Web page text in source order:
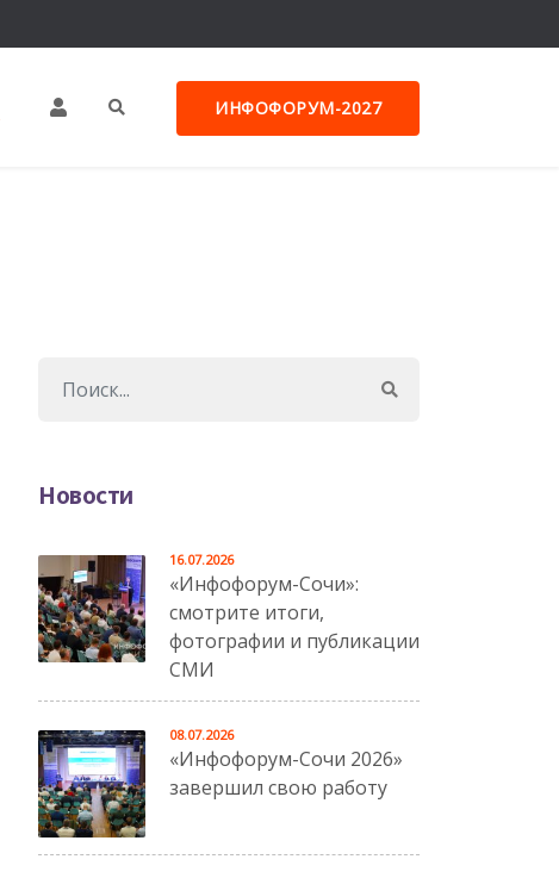
ИНФОФОРУМ-2027
Новости
«Инфофорум-Сочи»:
смотрите итоги,
фотографии и публикации
СМИ
16.07.2026
«Инфофорум-Сочи 2026»
завершил свою работу
08.07.2026